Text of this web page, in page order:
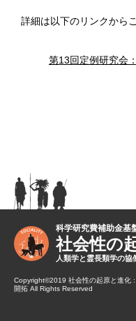
詳細は以下のリンクから
第13回定例研究会
科学研究費補助金基
社会性の
人類学と霊長類学の
Copyright©2019 社会性の起原と進化
開拓 All Rights Reserved